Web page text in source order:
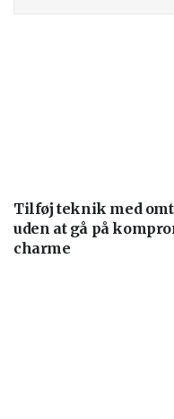
Tilføj teknik med
uden at gå på
charme